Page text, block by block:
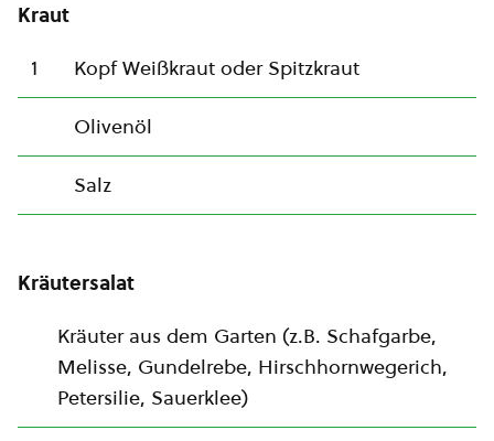
Kraut
1
Kopf Weißkraut oder Spitzkraut
Olivenöl
Salz
Kräutersalat
Kräuter aus dem Garten (z.B. Schafgarbe,
Melisse, Gundelrebe, Hirschhornwegerich,
Petersilie, Sauerklee)